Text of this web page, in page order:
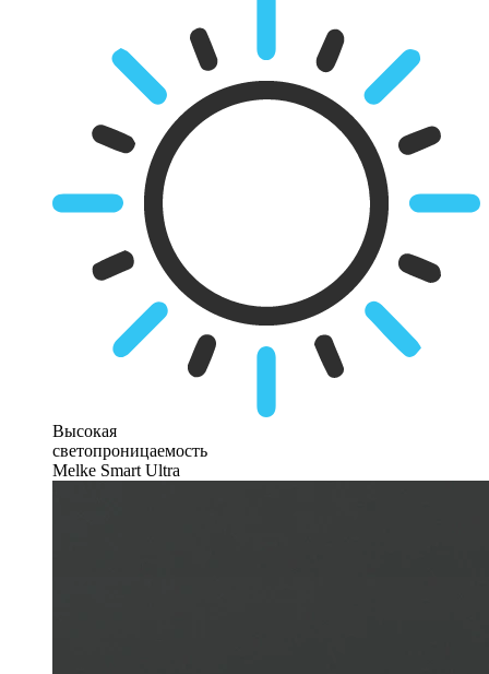
Высокая
светопроницаемость
Melke Smart Ultra